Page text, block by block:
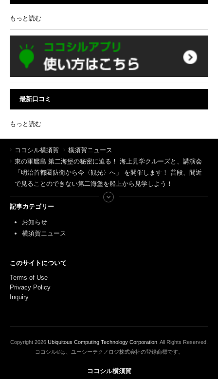
もっと読む
最新口コミ
もっと読む
ココシル横須賀
横須賀ニュース
東の軍艦島 第二海堡の秘密に迫る！ 海上見学クルーズと、講演会
「明治首都圏防衛から今〈観光〉へ」 を開催します！ 普段、間近
で見ることのできない第二海堡を船上から見学しよう！
記事カテゴリー
お知らせ
横須賀ニュース
このサイトについて
Terms of Use
Privacy Policy
Inquiry
Copyright 2026 Ubiquitous Computing Technology Corporation . All Rights Reserved.
ココシル®は、ユーシーテクノロジ株式会社の登録商標です。
ココシル横須賀